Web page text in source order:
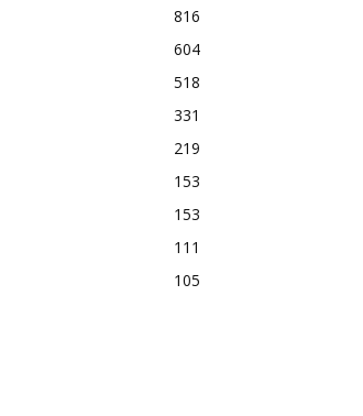
816
604
518
331
219
153
153
111
105